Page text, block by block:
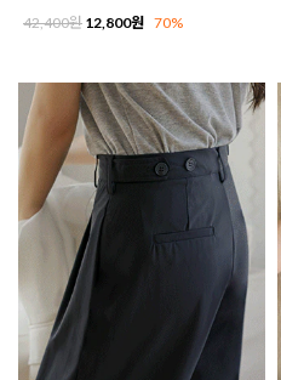
42,400원 12,800원 70%